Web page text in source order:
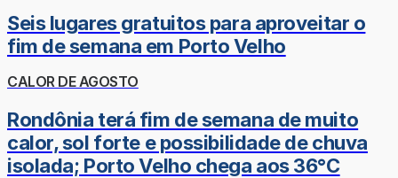
Seis lugares gratuitos para aproveitar o
fim de semana em Porto Velho
CALOR DE AGOSTO
Rondônia terá fim de semana de muito
calor, sol forte e possibilidade de chuva
isolada; Porto Velho chega aos 36°C